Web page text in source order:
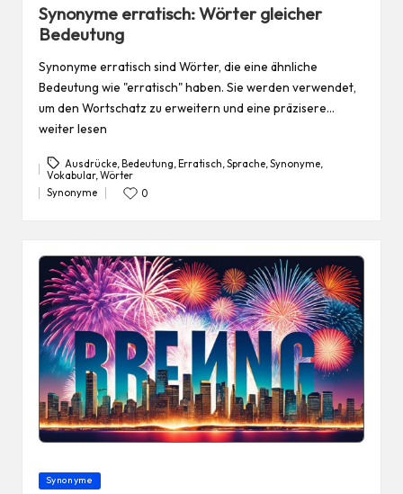
Synonyme erratisch: Wörter gleicher
Bedeutung
Synonyme erratisch sind Wörter, die eine ähnliche
Bedeutung wie "erratisch" haben. Sie werden verwendet,
um den Wortschatz zu erweitern und eine präzisere…
weiter lesen
Tags:
Ausdrücke,Bedeutung,Erratisch,Sprache,Synonyme,
Vokabular,Wörter
Posted
Synonyme 0
Posted
Synonyme